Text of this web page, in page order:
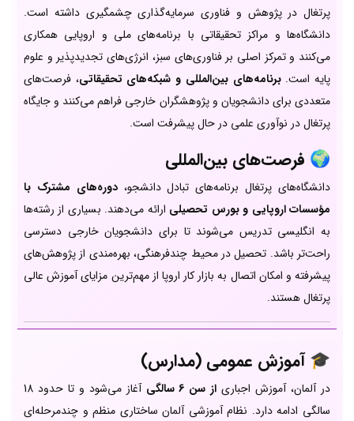
پرتغال در پژوهش و فناوری سرمایه‌گذاری چشمگیری داشته است.
دانشگاه‌ها و مراکز تحقیقاتی با برنامه‌های ملی و اروپایی همکاری
می‌کنند و تمرکز اصلی بر فناوری‌های سبز، انرژی‌های تجدیدپذیر و علوم
پایه است. برنامه‌های بین‌المللی و شبکه‌های تحقیقاتی، فرصت‌های
متعددی برای دانشجویان و پژوهشگران خارجی فراهم می‌کنند و جایگاه
پرتغال در نوآوری علمی در حال پیشرفت است.
🌍 فرصت‌های بین‌المللی
دانشگاه‌های پرتغال برنامه‌های تبادل دانشجو،دوره‌های مشترک با
مؤسسات اروپایی و بورس تحصیلی ارائه می‌دهند. بسیاری از رشته‌ها
به انگلیسی تدریس می‌شوند تا برای دانشجویان خارجی دسترسی
راحت‌تر باشد. تحصیل در محیط چندفرهنگی، بهره‌مندی از پژوهش‌های
پیشرفته و امکان اتصال به بازار کار اروپا از مهم‌ترین مزایای آموزش عالی
پرتغال هستند.
🎓آموزش عمومی (مدارس)
در آلمان، آموزش اجباری از سن 6 سالگی
آغاز می‌شود و تا حدود 18
سالگی ادامه دارد. نظام آموزشی آلمان ساختاری منظم و چندمرحله‌ای